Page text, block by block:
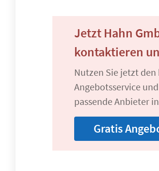
Jetzt Hahn
kontaktieren
Nutzen Sie jetzt
Angebotsservice
passende Anbieter
Gratis